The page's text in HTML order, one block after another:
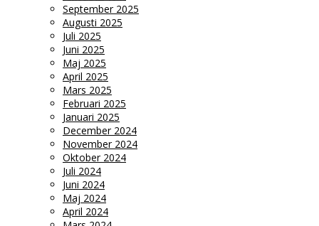
September 2025
Augusti 2025
Juli 2025
Juni 2025
Maj 2025
April 2025
Mars 2025
Februari 2025
Januari 2025
December 2024
November 2024
Oktober 2024
Juli 2024
Juni 2024
Maj 2024
April 2024